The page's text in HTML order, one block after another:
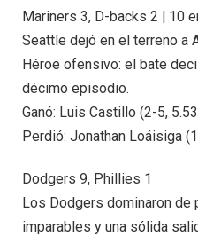
Mariners 3, D-backs 2 | 10
Seattle dejó en el terreno a
Héroe ofensivo: el bate
décimo episodio.
Ganó: Luis Castillo (2-5,
Perdió: Jonathan Loáisiga
Dodgers 9, Phillies 1
Los Dodgers dominaron de
imparables y una sólida